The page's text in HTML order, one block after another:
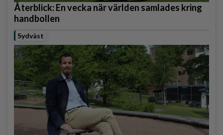
Återblick: En vecka när världen samlades kring
handbollen
Sydväst